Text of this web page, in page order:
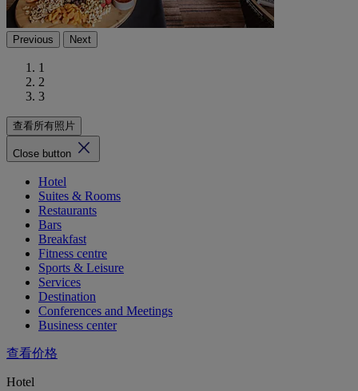
Previous Next
1
2
3
查看所有照片
Close button
Hotel
Suites & Rooms
Restaurants
Bars
Breakfast
Fitness centre
Sports & Leisure
Services
Destination
Conferences and Meetings
Business center
查看价格
Hotel